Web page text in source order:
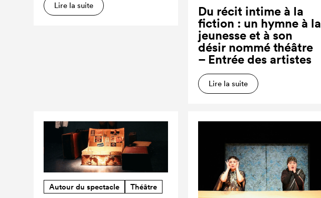
Lire la suite
Du récit intime à la
fiction : un hymne à la
jeunesse et à son
désir nommé théâtre
– Entrée des artistes
Lire la suite
Autour du spectacle Théâtre